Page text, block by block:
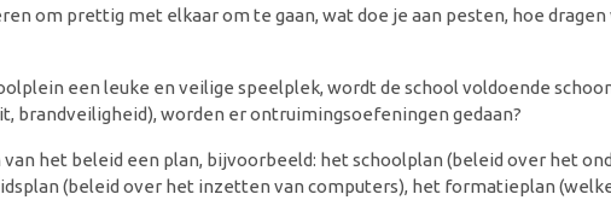
om prettig met elkaar om te gaan, wat doe je aan pesten, hoe
een leuke en veilige speelplek, wordt de school voldoende
brandveiligheid), worden er ontruimingsoefeningen gedaan?
het beleid een plan, bijvoorbeeld: het schoolplan (beleid over het
(beleid over het inzetten van computers), het formatieplan